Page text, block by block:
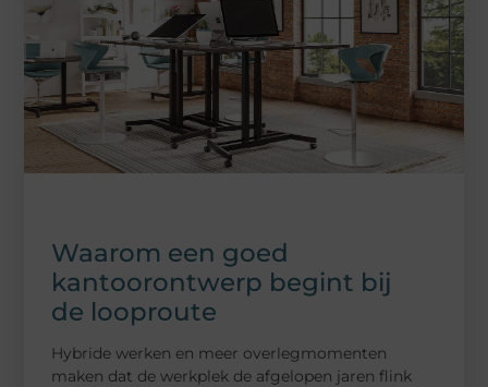
Waarom een goed
kantoorontwerp begint bij
de looproute
Hybride werken en meer overlegmomenten
maken dat de werkplek de afgelopen jaren flink